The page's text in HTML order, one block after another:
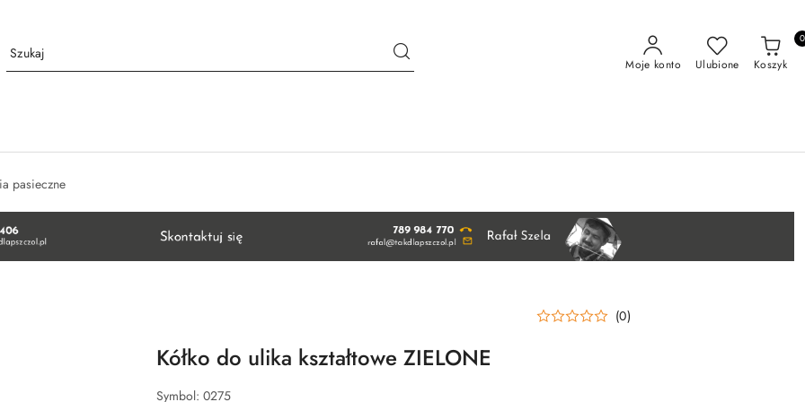
Moje konto Ulubione Koszyk
0
pasieczne
(0)
Kółko do ulika kształtowe ZIELONE
Symbol: 0275